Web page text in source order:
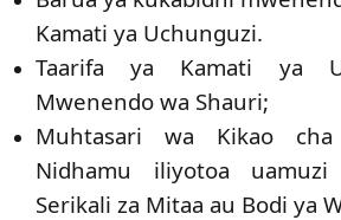
Kamati ya Uchunguzi.
Taarifa ya Kamati ya
Mwenendo wa Shauri;
Muhtasari wa Kikao
Nidhamu iliyotoa uamuzi
Serikali za Mitaa au Bodi ya